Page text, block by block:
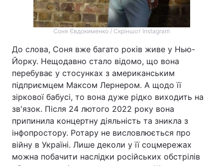
Соня Євдокименко / Скріншот Instagram
До слова, Соня вже багато років живе у Нью-
Йорку. Нещодавно стало відомо, що вона
перебуває у стосунках з американським
підприємцем Максом Лернером. А щодо її
зіркової бабусі, то вона дуже рідко виходить на
зв'язок. Після 24 лютого 2022 року вона
припинила концертну діяльність та зникла з
інфопростору. Ротару не висловлюється про
війну в Україні. Лише деколи у її соцмережах
можна побачити наслідки російських обстрілів